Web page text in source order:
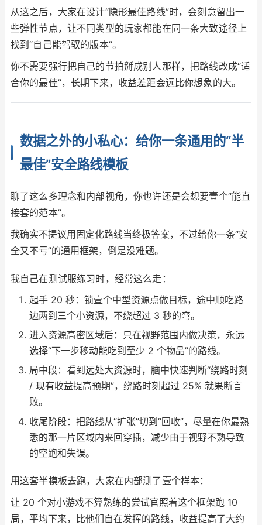
从这之后，大家在设计“隐形最佳路线”时，会刻意留出一
些弹性节点，让不同类型的玩家都能在同一条大致途径上
找到“自己能驾驭的版本”。
你不需要强行把自己的节拍掰成别人那样，把路线改成“适
合你的最佳”，长期下来，收益差距会远比你想象的大。
数据之外的小私心：给你一条通用的“半
最佳”安全路线模板
聊了这么多理念和内部视角，你也许还是会想要壹个“能直
接套的范本”。
我确实不提议用固定化路线当终极答案，不过给你一条“安
全又不亏”的通用框架，倒是没难题。
我自己在测试服练习时，经常这么走：
起手 20 秒：锁壹个中型资源点做目标，途中顺吃路
边两到三个小资源，不绕超过 3 秒的弯。
进入资源高密区域后：只在视野范围内做决策，永远
选择“下一步移动能吃到至少 2 个物品”的路线。
局中段：看到远处大资源时，脑中快速判断“绕路时刻
/ 现有收益提高预期”，绕路时刻超过 25% 就果断言
败。
收尾阶段：把路线从“扩张”切到“回收”，尽量在你最熟
悉的那一片区域内来回穿插，减少由于视野不熟导致
的空跑和失误。
用这套半模板去跑，大家在内部测了壹个样本：
让 20 个对小游戏不算熟练的尝试官照着这个框架跑 10
局，平均下来，比他们自在发挥的路线，收益提高了大约